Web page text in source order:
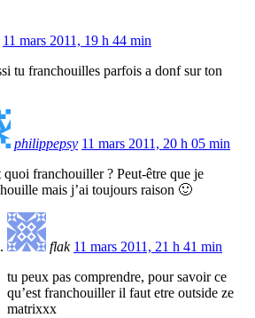
11 mars 2011, 19 h 44 min
tu franchouilles parfois a donf sur ton
philippepsy 11 mars 2011, 20 h 05 min
quoi franchouiller ? Peut-être que je
mais j’ai toujours raison 🙂
flak 11 mars 2011, 21 h 41 min
tu peux pas comprendre, pour savoir ce
qu’est franchouiller il faut etre outside ze
matrixxx